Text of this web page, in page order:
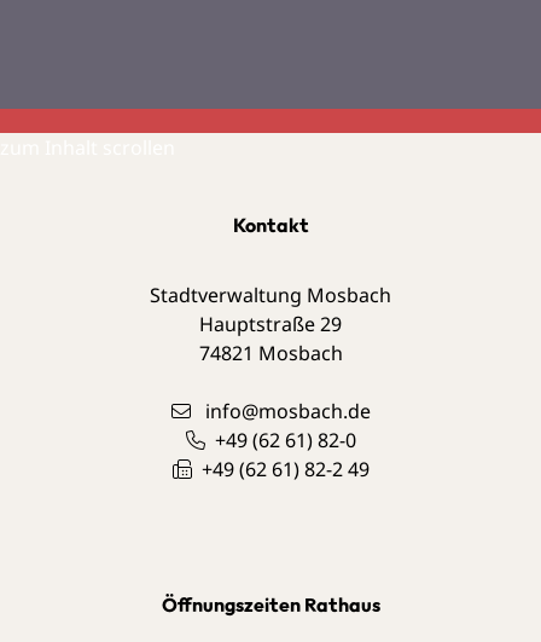
Kontakt
Stadtverwaltung Mosbach
Hauptstraße 29
74821 Mosbach
info@mosbach.de
+49 (62 61) 82-0
+49 (62 61) 82-2 49
Öffnungszeiten Rathaus